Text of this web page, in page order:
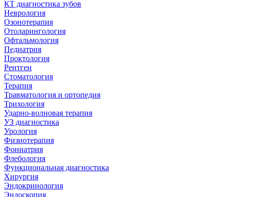
КТ диагностика зубов
Неврология
Озонотерапия
Отоларингология
Офтальмология
Педиатрия
Проктология
Рентген
Стоматология
Терапия
Травматология и ортопедия
Трихология
Ударно-волновая терапия
УЗ диагностика
Урология
Физиотерапия
Фониатрия
Флебология
Функциональная диагностика
Хирургия
Эндокринология
Эндоскопия